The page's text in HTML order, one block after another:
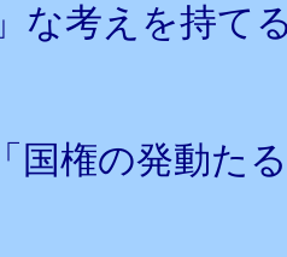
な考えを持て
国権の発動た